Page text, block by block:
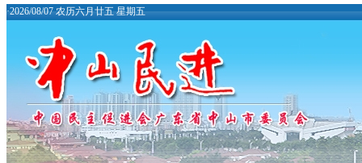
·2026/08/07 农历六月廿五 星期五